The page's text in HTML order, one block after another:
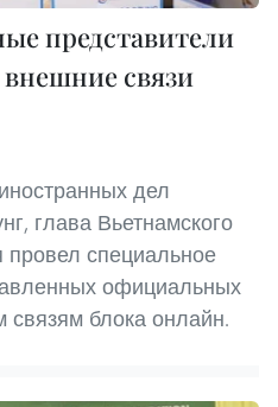
представители
связи
дел
глава Вьетнамского
специальное
официальных
блока онлайн.